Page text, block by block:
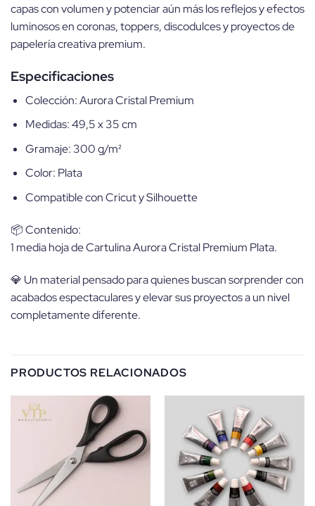
capas con volumen y potenciar aún más los reflejos y efectos
luminosos en coronas, toppers, discodulces y proyectos de
papelería creativa premium.
Especificaciones
Colección: Aurora Cristal Premium
Medidas: 49,5 x 35 cm
Gramaje: 300 g/m²
Color: Plata
Compatible con Cricut y Silhouette
📦 Contenido:
1 media hoja de Cartulina Aurora Cristal Premium Plata.
💎 Un material pensado para quienes buscan sorprender con
acabados espectaculares y elevar sus proyectos a un nivel
completamente diferente.
PRODUCTOS RELACIONADOS